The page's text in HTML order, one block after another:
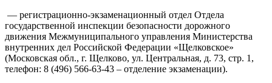
— регистрационно-экзаменационный отдел Отдела
государственной инспекции безопасности дорожного
движения Межмуниципального управления Министерства
внутренних дел Российской Федерации «Щелковское»
(Московская обл., г. Щелково, ул. Центральная, д. 73, стр. 1,
телефон: 8 (496) 566-63-43 – отделение экзаменации).